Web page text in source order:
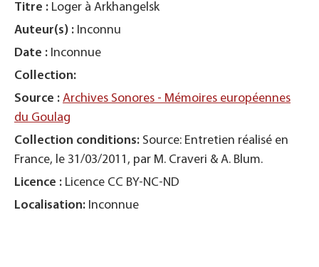
Titre : Loger à Arkhangelsk
Auteur(s) : Inconnu
Date : Inconnue
Collection:
Source : Archives Sonores - Mémoires européennes
du Goulag
Collection conditions: Source: Entretien réalisé en
France, le 31/03/2011, par M. Craveri & A. Blum.
Licence : Licence CC BY-NC-ND
Localisation: Inconnue